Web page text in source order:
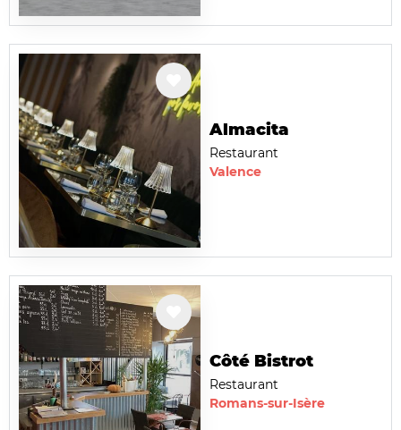
Almacita
Restaurant
Valence
Côté Bistrot
Restaurant
Romans-sur-Isère